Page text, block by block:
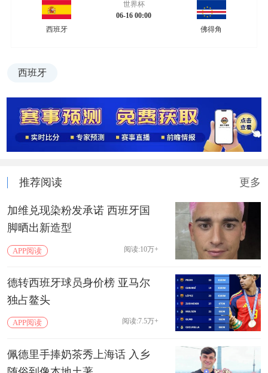
西班牙
世界杯
06-16 00:00
佛得角
西班牙
推荐阅读 更多
加维兑现染粉发承诺 西班牙国
脚晒出新造型
APP阅读 阅读:10万+
德转西班牙球员身价榜 亚马尔
独占鳌头
APP阅读 阅读:7.5万+
佩德里手捧奶茶秀上海话 入乡